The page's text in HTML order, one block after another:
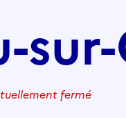
fermé